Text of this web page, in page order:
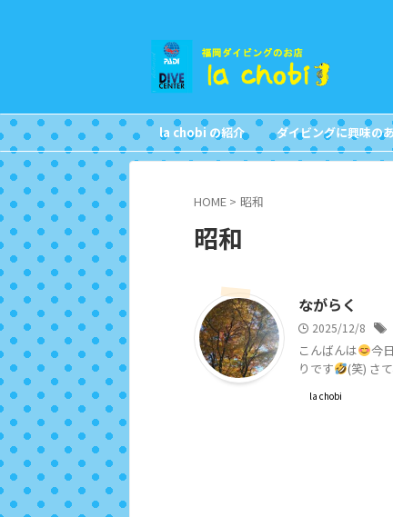
la chobi の紹介 ダイビングに興味の
HOME > 昭和
昭和
ながらく
2025/12/8
こんばんは 今
りです
(笑) さ
la chobi